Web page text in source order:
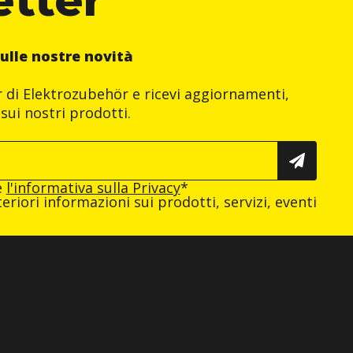
nostre novità
Elektrozubehör e ricevi aggiornamenti,
nostri prodotti.
l'informativa sulla Privacy*
informazioni sui prodotti, servizi, eventi